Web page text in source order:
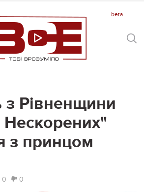
Рівненщини
Нескорених"
з принцом
0 0